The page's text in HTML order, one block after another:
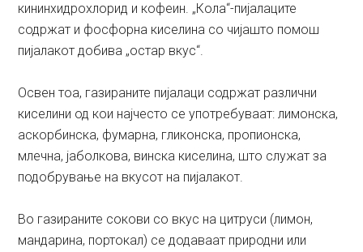
кининхидрохлорид и кофеин. „Кола“-пијалаците
содржат и фосфорна киселина со чијашто помош
пијалакот добива „остар вкус“.
Освен тоа, газираните пијалаци содржат различни
киселини од кои најчесто се употребуваат: лимонска,
аскорбинска, фумарна, гликонска, пропионска,
млечна, јаболкова, винска киселина, што служат за
подобрување на вкусот на пијалакот.
Во газираните сокови со вкус на цитруси (лимон,
мандарина, портокал) се додаваат природни или